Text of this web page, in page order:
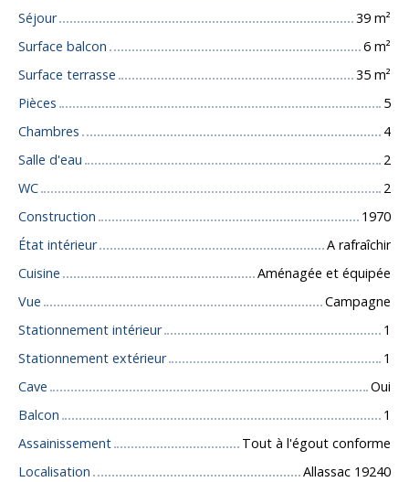
Séjour
39 m²
Surface balcon
6 m²
Surface terrasse
35 m²
Pièces
5
Chambres
4
Salle d'eau
2
WC
2
Construction
1970
État intérieur
A rafraîchir
Cuisine
Aménagée et équipée
Vue
Campagne
Stationnement intérieur
1
Stationnement extérieur
1
Cave
Oui
Balcon
1
Assainissement
Tout à l'égout conforme
Localisation
Allassac 19240